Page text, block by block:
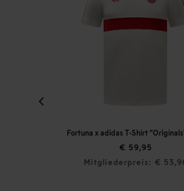
Fortuna x adidas T-Shirt "Originals" Off-White
€ 59,95
Mitgliederpreis: € 53,96